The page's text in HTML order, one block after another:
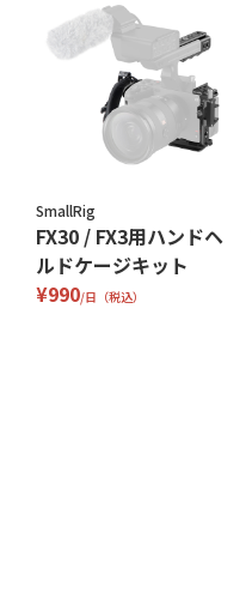
SmallRig
FX30 / FX3用ハンドヘ
ルドケージキット
¥990/日（税込）